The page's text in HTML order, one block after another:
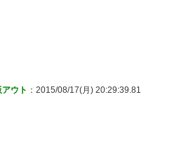
ウト ：2015/08/17(月) 20:29:39.81